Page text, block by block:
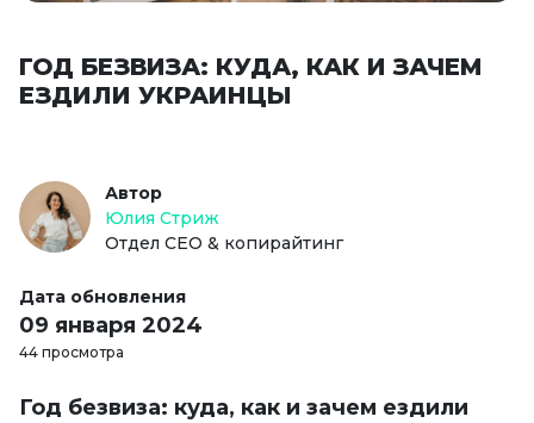
ГОД БЕЗВИЗА: КУДА, КАК И ЗАЧЕМ
ЕЗДИЛИ УКРАИНЦЫ
Автор
Юлия Стриж
Отдел СЕО & копирайтинг
Дата обновления
09 января 2024
44 просмотра
Год безвиза: куда, как и зачем ездили